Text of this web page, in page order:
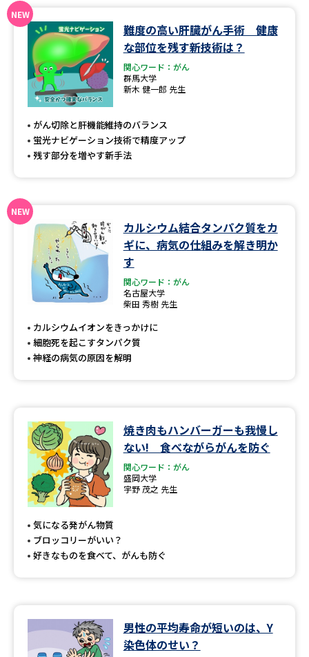
併願校選び
先輩が入学を決めた理由 テレメール全国一斉進学調査
新生活お役立ちガイド
学問発見
大学で学びたい学問発見
学問のミニ講義「夢ナビ講義」 学問分野解説
学問の教科書
ユーザーサポート
Ｑ＆Ａ よくあるご質問
お支払いサイト
特定商取引表記
テレメール進学カタログ
訂正のご案内
難度の高い肝臓がん手術 健康
な部位を残す新技術は？
関心ワード：がん
群馬大学
新木 健一郎 先生
がん切除と肝機能維持のバランス
蛍光ナビゲーション技術で精度アップ
残す部分を増やす新手法
カルシウム結合タンパク質をカ
ギに、病気の仕組みを解き明か
す
関心ワード：がん
名古屋大学
柴田 秀樹 先生
カルシウムイオンをきっかけに
細胞死を起こすタンパク質
神経の病気の原因を解明
焼き肉もハンバーガーも我慢し
ない! 食べながらがんを防ぐ
関心ワード：がん
盛岡大学
宇野 茂之 先生
気になる発がん物質
ブロッコリーがいい？
好きなものを食べて、がんも防ぐ
男性の平均寿命が短いのは、Y
染色体のせい？